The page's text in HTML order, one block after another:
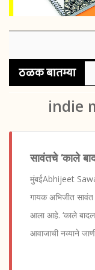
ठळक बातम्या
indie
सावंतचे ‘काले
मुंबईAbhijeet
गायक अभिजीत सावंत
आला आहे. ‘काले बादल’
आवाजाची नव्याने